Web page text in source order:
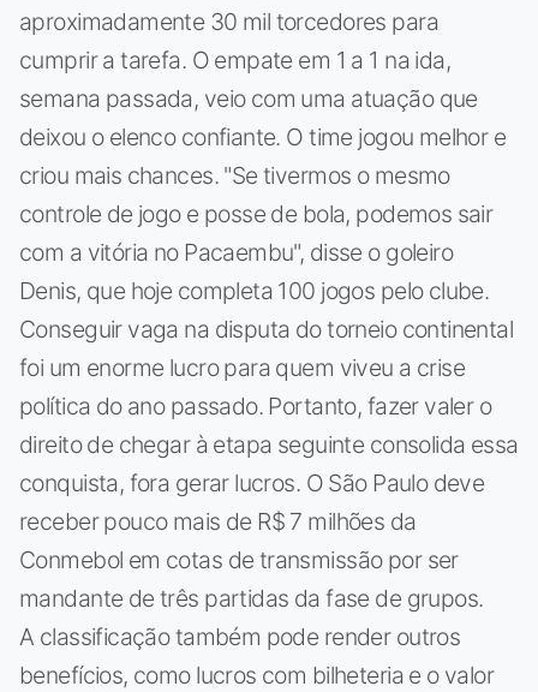
aproximadamente 30 mil torcedores para
cumprir a tarefa. O empate em 1 a 1 na ida,
semana passada, veio com uma atuação que
deixou o elenco confiante. O time jogou melhor e
criou mais chances. "Se tivermos o mesmo
controle de jogo e posse de bola, podemos sair
com a vitória no Pacaembu", disse o goleiro
Denis, que hoje completa 100 jogos pelo clube.
Conseguir vaga na disputa do torneio continental
foi um enorme lucro para quem viveu a crise
política do ano passado. Portanto, fazer valer o
direito de chegar à etapa seguinte consolida essa
conquista, fora gerar lucros. O São Paulo deve
receber pouco mais de R$ 7 milhões da
Conmebol em cotas de transmissão por ser
mandante de três partidas da fase de grupos.
A classificação também pode render outros
benefícios, como lucros com bilheteria e o valor